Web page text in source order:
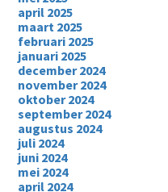
april 2025
maart 2025
februari 2025
januari 2025
december 2024
november 2024
oktober 2024
september 2024
augustus 2024
juli 2024
juni 2024
mei 2024
april 2024